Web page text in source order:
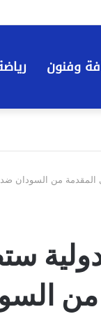
وفنون
من السودان ضد